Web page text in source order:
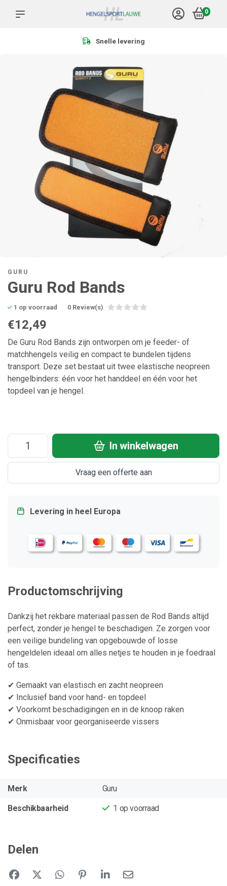
0
Meer dan 1.000 producten
GURU
Guru Rod Bands
1 op voorraad 0 Review(s)
€12,49
De Guru Rod Bands zijn ontworpen om je feeder- of
matchhengels veilig en compact te bundelen tijdens
transport. Deze set bestaat uit twee elastische neopreen
hengelbinders: één voor het handdeel en één voor het
topdeel van je hengel.
In winkelwagen
Vraag een offerte aan
Levering in heel Europa
Productomschrijving
Dankzij het rekbare materiaal passen de Rod Bands altijd
perfect, zonder je hengel te beschadigen. Ze zorgen voor
een veilige bundeling van opgebouwde of losse
hengeldelen ideaal om alles netjes te houden in je foedraal
of tas.
✔ Gemaakt van elastisch en zacht neopreen
✔ Inclusief band voor hand- en topdeel
✔ Voorkomt beschadigingen en in de knoop raken
✔ Onmisbaar voor georganiseerde vissers
Specificaties
Merk Guru
Beschikbaarheid 1 op voorraad
Delen